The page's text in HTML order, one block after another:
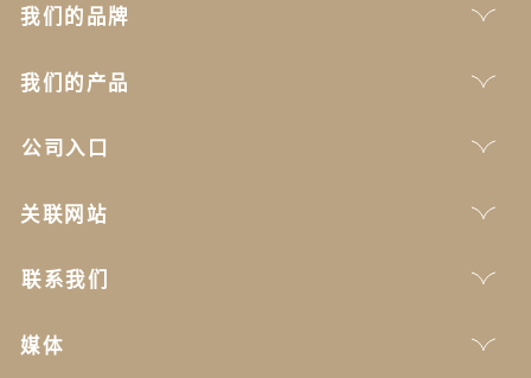
我们的品牌
我们的产品
公司入口
关联网站
联系我们
媒体